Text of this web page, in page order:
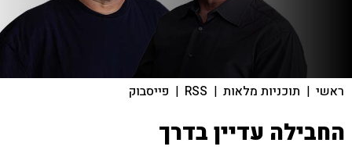
ראשי | תוכניות מלאות |
RSS
| פייסבוק
החבילה עדיין בדרך